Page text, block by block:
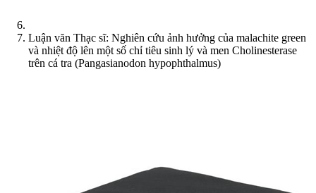
Luận văn Thạc sĩ: Nghiên cứu ảnh hưởng của malachite green
và nhiệt độ lên một số chỉ tiêu sinh lý và men Cholinesterase
trên cá tra (Pangasianodon hypophthalmus)